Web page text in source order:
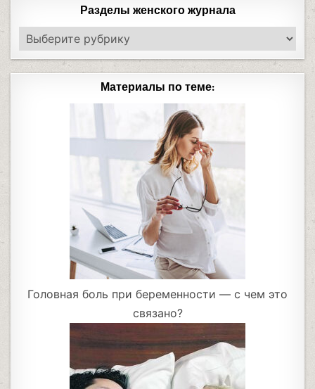
Разделы женского журнала
Материалы по теме:
Головная боль при беременности — с чем это
связано?